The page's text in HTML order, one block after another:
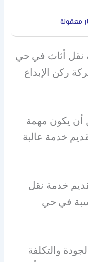
معقولة
نقل أثاث في حي
ركن الإبداع
أن يكون مهمة
خدمة عالية
خدمة نقل
في حي
والتكلفة